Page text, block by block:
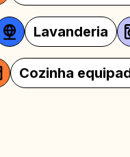
ou Cabo